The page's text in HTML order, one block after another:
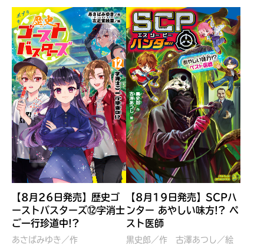
ぼくたちのマインクラフト
冒険記 エンチャント剣
レッツゴー！まいぜんシス
ターズ とつぜん、王様に
【8月26日発売】歴史ゴ
ーストバスターズ⑫字消士
ご一行珍道中!?
あさばみゆき／作
【8月19日発売】SCPハ
ンター あやしい味方!? ペ
スト医師
黒史郎／作 古澤あつし／絵